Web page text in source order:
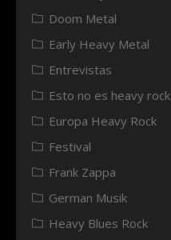
Doom Metal
Early Heavy Metal
Entrevistas
Esto no es heavy rock
Europa Heavy Rock
Festival
Frank Zappa
German Musik
Heavy Blues Rock